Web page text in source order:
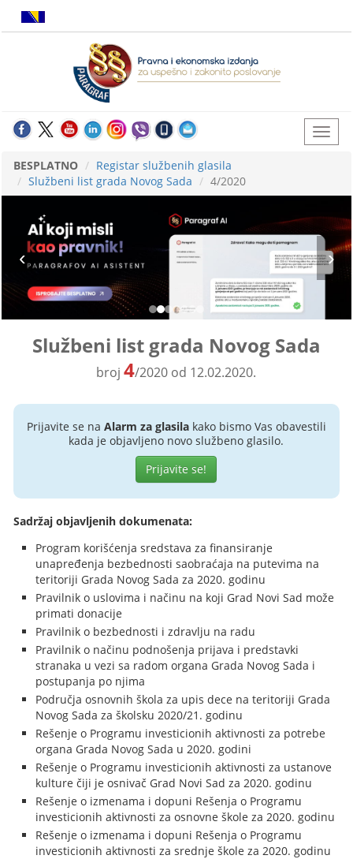
BESPLATNO
Registar službenih glasila
Službeni list grada Novog Sada
4/2020
Službeni list grada Novog Sada
broj4/2020 od 12.02.2020.
Prijavite se na Alarm za glasilakako bismo Vas obavestili
kada je objavljeno novo službeno glasilo.
Prijavite se!
Sadržaj objavljenih dokumenata:
Program korišćenja sredstava za finansiranje
unapređenja bezbednosti saobraćaja na putevima na
teritoriji Grada Novog Sada za 2020. godinu
Pravilnik o uslovima i načinu na koji Grad Novi Sad može
primati donacije
Pravilnik o bezbednosti i zdravlju na radu
Pravilnik o načinu podnošenja prijava i predstavki
stranaka u vezi sa radom organa Grada Novog Sada i
postupanja po njima
Područja osnovnih škola za upis dece na teritoriji Grada
Novog Sada za školsku 2020/21. godinu
Rešenje o Programu investicionih aktivnosti za potrebe
organa Grada Novog Sada u 2020. godini
Rešenje o Programu investicionih aktivnosti za ustanove
kulture čiji je osnivač Grad Novi Sad za 2020. godinu
Rešenje o izmenama i dopuni Rešenja o Programu
investicionih aktivnosti za osnovne škole za 2020. godinu
Rešenje o izmenama i dopuni Rešenja o Programu
investicionih aktivnosti za srednje škole za 2020. godinu